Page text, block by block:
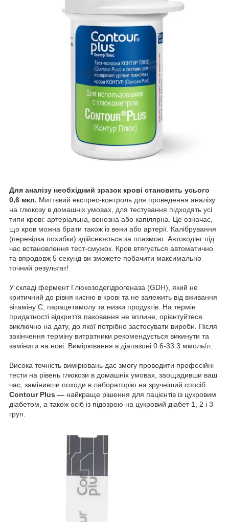
Для аналізу необхідний зразок крові становить усього
0,6 мкл. Миттєвий експрес-контроль для проведення аналізу
на глюкозу в домашніх умовах, для тестування підходять усі
типи крові: артеріальна, венозна або капілярна. Це означає,
що кров можна брати також із вени або артерії. Калібрування
(перевірка похибки) здійснюється за плазмою. Автокодінг під
час встановлення тест-смужок. Кров втягується автоматично
та впродовж 5 секунд ви зможете побачити максимально
точний результат!
У складі фермент Глюкозодегідрогеназа (GDH), який не
критичний до рівня кисню в крові та не залежить від вживання
вітаміну С, парацетамолу та низки продуктів. На термін
придатності відкриття паковання не вплине, орієнтуйтеся
виключно на дату, до якої потрібно застосувати вироби. Після
закінчення терміну витратники рекомендується викинути та
замінити на нові. Вимірювання в діапазоні 0.6-33.3 ммоль/л.
Висока точність вимірювань дає змогу проводити професійні
тести на рівень глюкози в домашніх умовах, заощадивши ваш
час, замінивши походи в лабораторію на зручніший спосіб.
Contour Plus — найкраще рішення для пацієнтів із цукровим
діабетом, а також осіб із підозрою на цукровий діабет 1, 2 і 3
груп.